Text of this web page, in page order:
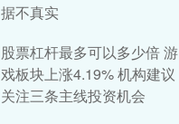
据不真实
股票杠杆最多可以多少倍 游
戏板块上涨4.19% 机构建议
关注三条主线投资机会